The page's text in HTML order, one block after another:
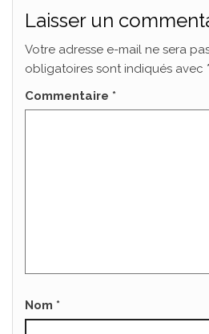
Laisser un
Votre adresse e-mail ne sera
obligatoires sont indiqués avec *
Commentaire *
Nom *